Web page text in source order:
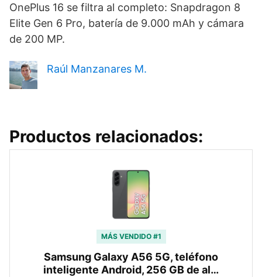
OnePlus 16 se filtra al completo: Snapdragon 8
Elite Gen 6 Pro, batería de 9.000 mAh y cámara
de 200 MP.
Raúl Manzanares M.
Productos relacionados:
MÁS VENDIDO #1
Samsung Galaxy A56 5G, teléfono
inteligente Android, 256 GB de al…